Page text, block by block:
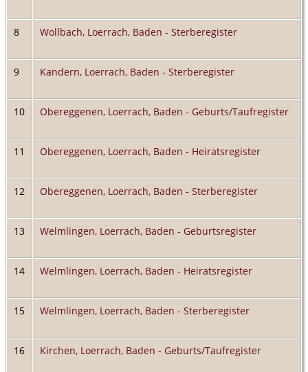
8 Wollbach, Loerrach, Baden - Sterberegister
9 Kandern, Loerrach, Baden - Sterberegister
10 Obereggenen, Loerrach, Baden - Geburts/Taufregister
11 Obereggenen, Loerrach, Baden - Heiratsregister
12 Obereggenen, Loerrach, Baden - Sterberegister
13 Welmlingen, Loerrach, Baden - Geburtsregister
14 Welmlingen, Loerrach, Baden - Heiratsregister
15 Welmlingen, Loerrach, Baden - Sterberegister
16 Kirchen, Loerrach, Baden - Geburts/Taufregister